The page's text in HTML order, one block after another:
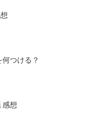
つける？
感想